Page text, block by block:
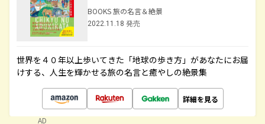
BOOKS 旅の名言＆絶景
2022.11.18 発売
世界を４０年以上歩いてきた「地球の歩き方」があなたにお届
けする、人生を輝かせる旅の名言と癒やしの絶景集
詳細を見る
AD